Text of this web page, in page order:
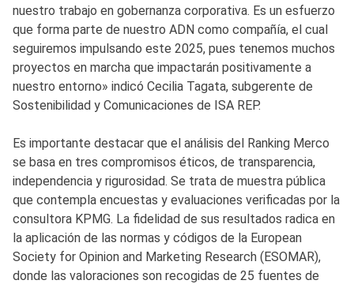
nuestro trabajo en gobernanza corporativa. Es un esfuerzo
que forma parte de nuestro ADN como compañía, el cual
seguiremos impulsando este 2025, pues tenemos muchos
proyectos en marcha que impactarán positivamente a
nuestro entorno» indicó Cecilia Tagata, subgerente de
Sostenibilidad y Comunicaciones de ISA REP.
Es importante destacar que el análisis del Ranking Merco
se basa en tres compromisos éticos, de transparencia,
independencia y rigurosidad. Se trata de muestra pública
que contempla encuestas y evaluaciones verificadas por la
consultora KPMG. La fidelidad de sus resultados radica en
la aplicación de las normas y códigos de la European
Society for Opinion and Marketing Research (ESOMAR),
donde las valoraciones son recogidas de 25 fuentes de